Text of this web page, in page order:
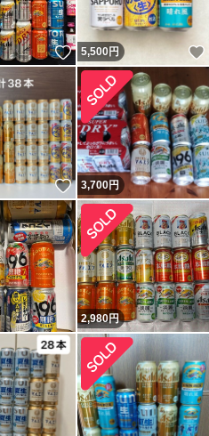
いいね！
5,500円
いいね！
3,700円
2,980円